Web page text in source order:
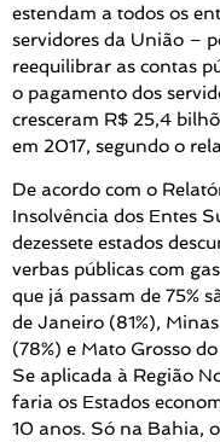
estendam a todos os
servidores da União –
reequilibrar as contas
o pagamento dos
cresceram R$ 25,4
em 2017, segundo o
De acordo com o
Insolvência dos Entes
dezessete estados
verbas públicas com
que já passam de 75%
de Janeiro (81%),
(78%) e Mato Grosso
Se aplicada à Região
faria os Estados
10 anos. Só na Bahia,